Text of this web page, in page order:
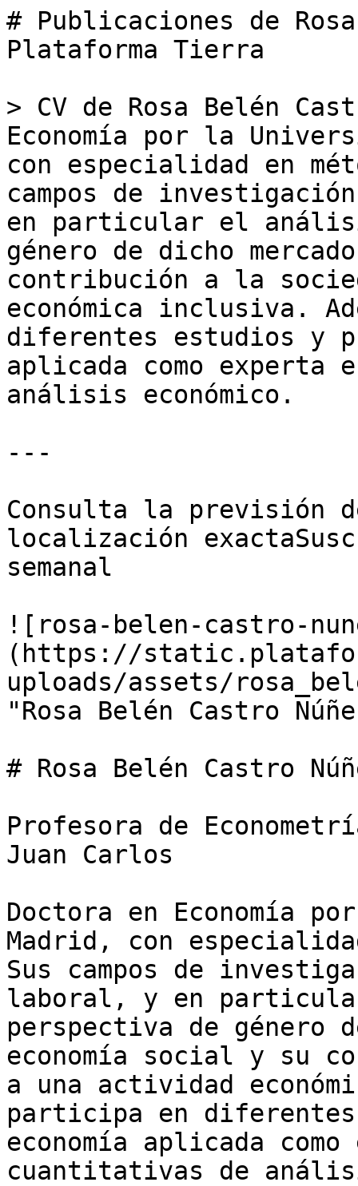
# Publicaciones de
Plataforma Tierra
> CV de Rosa Belén
Economía por la
con especialidad en
campos de
en particular el
género de dicho
contribución a la
económica inclusiva.
diferentes estudios y
aplicada como
análisis económico.
---
Consulta la previsión
localización
semanal
![rosa-belen-castro-
(https://
uploads/assets/
"Rosa Belén Castro
# Rosa Belén Castro
Profesora de
Juan Carlos
Doctora en Economía
Madrid, con
Sus campos de
laboral, y en
perspectiva de género
economía social y su
a una actividad
participa en
economía aplicada
cuantitativas de